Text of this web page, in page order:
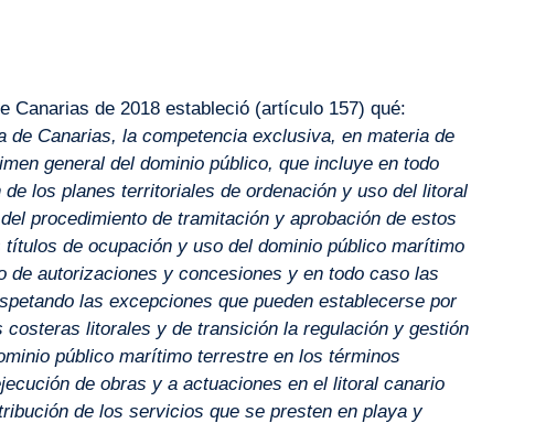
Canarias de 2018 estableció (artículo 157) qué:
de Canarias, la competencia exclusiva, en materia de
general del dominio público, que incluye en todo
los planes territoriales de ordenación y uso del litoral
procedimiento de tramitación y aprobación de estos
de ocupación y uso del dominio público marítimo
de autorizaciones y concesiones y en todo caso las
las excepciones que pueden establecerse por
costeras litorales y de transición la regulación y gestión
público marítimo terrestre en los términos
de obras y a actuaciones en el litoral canario
de los servicios que se presten en playa y